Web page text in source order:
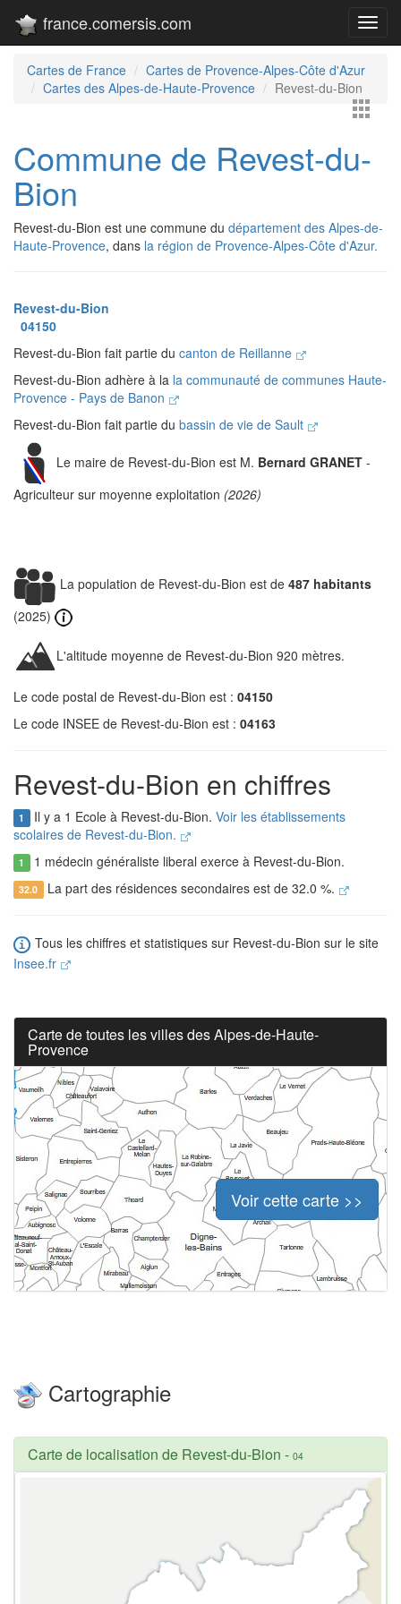
france.comersis.com
Cartes de France
Cartes de Provence-Alpes-Côte d'Azur
Cartes des Alpes-de-Haute-Provence
Revest-du-Bion
Commune de Revest-du-
Bion
Revest-du-Bion est une commune du département des Alpes-de-
Haute-Provence, dans la région de Provence-Alpes-Côte d'Azur.
Revest-du-Bion
04150
Revest-du-Bion fait partie du canton de Reillanne
Revest-du-Bion adhère à la la communauté de communes Haute-
Provence - Pays de Banon
Revest-du-Bion fait partie du bassin de vie de Sault
Le maire de Revest-du-Bion est M. Bernard GRANET -
Agriculteur sur moyenne exploitation (2026)
La population de Revest-du-Bion est de 487 habitants
(2025)
L'altitude moyenne de Revest-du-Bion 920 mètres.
Le code postal de Revest-du-Bion est : 04150
Le code INSEE de Revest-du-Bion est : 04163
Revest-du-Bion en chiffres
1 Il y a 1 Ecole à Revest-du-Bion. Voir les établissements
scolaires de Revest-du-Bion.
1 1 médecin généraliste liberal exerce à Revest-du-Bion.
32.0 La part des résidences secondaires est de 32.0 %.
Tous les chiffres et statistiques sur Revest-du-Bion sur le site
Insee.fr
Carte de toutes les villes des Alpes-de-Haute-
Provence
Voir cette carte >>
Cartographie
Carte de localisation de Revest-du-Bion - 04